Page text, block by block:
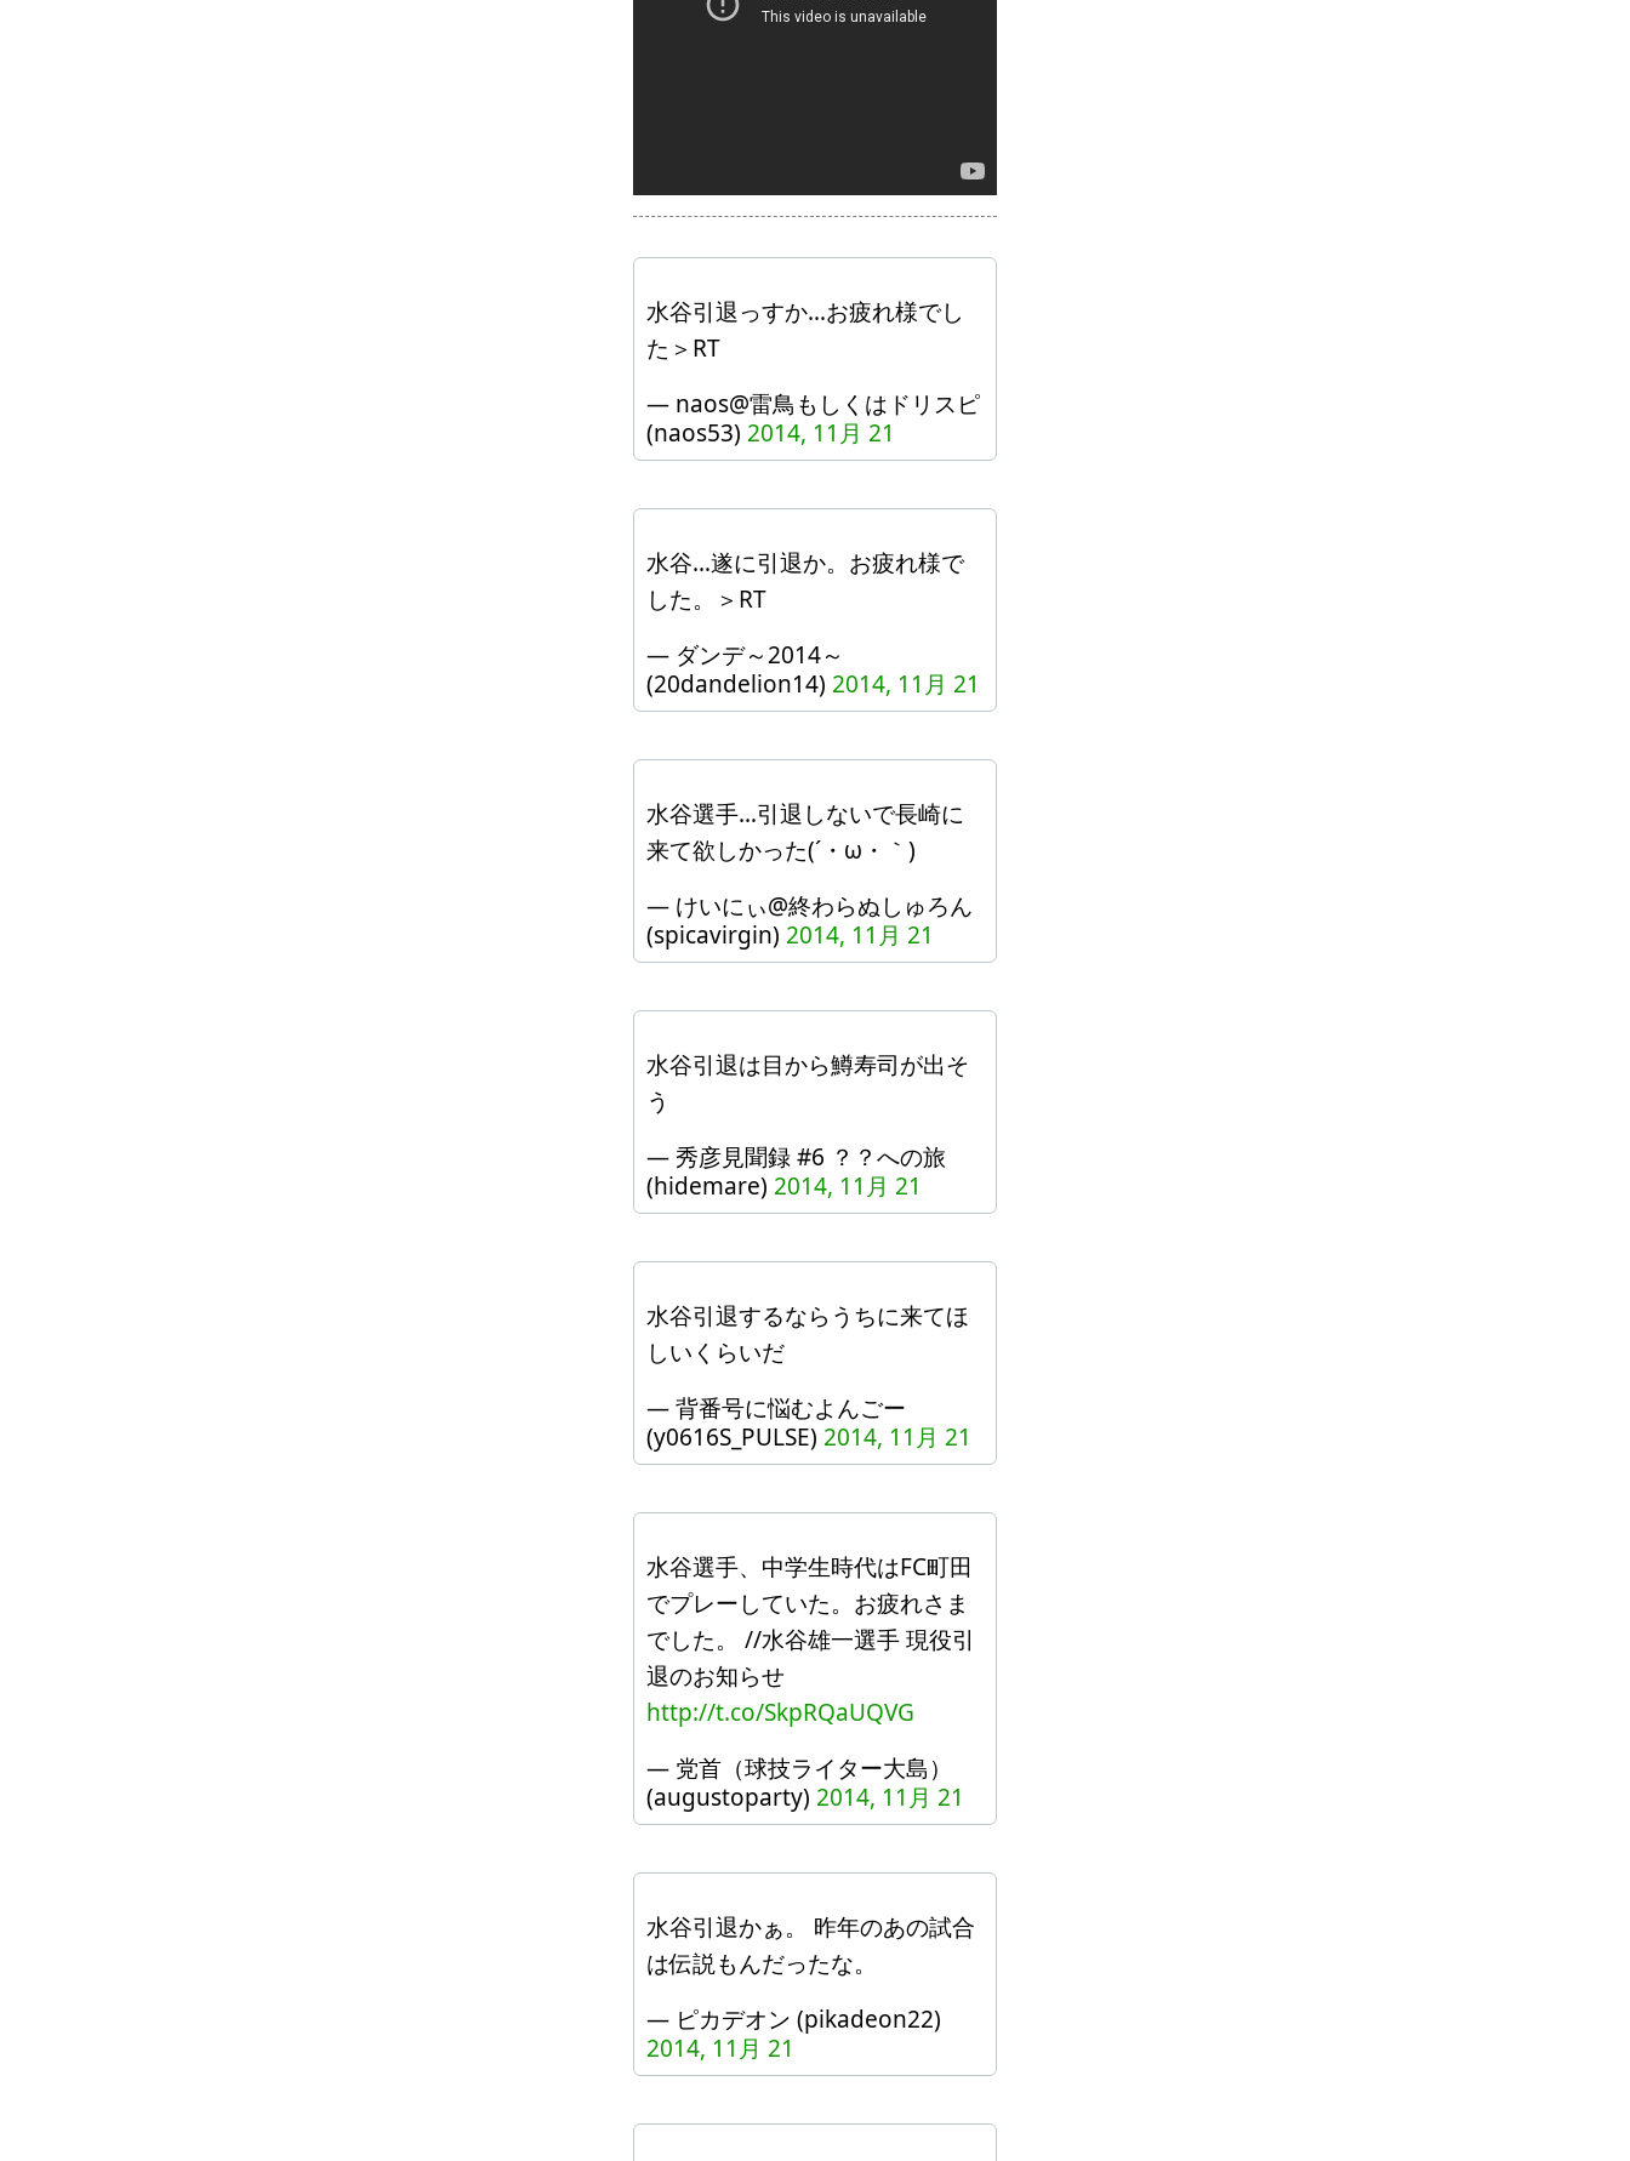
水谷引退っすか…お疲れ様でし
た＞RT
— naos@雷鳥もしくはドリスピ
(naos53) 2014, 11月 21
水谷…遂に引退か。お疲れ様で
した。＞RT
— ダンデ～2014～
(20dandelion14) 2014, 11月 21
水谷選手…引退しないで長崎に
来て欲しかった(´・ω・｀)
— けいにぃ@終わらぬしゅろん
(spicavirgin) 2014, 11月 21
水谷引退は目から鱒寿司が出そ
う
— 秀彦見聞録 #6 ？？への旅
(hidemare) 2014, 11月 21
水谷引退するならうちに来てほ
しいくらいだ
— 背番号に悩むよんごー
(y0616S_PULSE) 2014, 11月 21
水谷選手、中学生時代はFC町田
でプレーしていた。お疲れさま
でした。 //水谷雄一選手 現役引
退のお知らせ
http://t.co/SkpRQaUQVG
— 党首（球技ライター大島）
(augustoparty) 2014, 11月 21
水谷引退かぁ。 昨年のあの試合
は伝説もんだったな。
— ピカデオン (pikadeon22)
2014, 11月 21